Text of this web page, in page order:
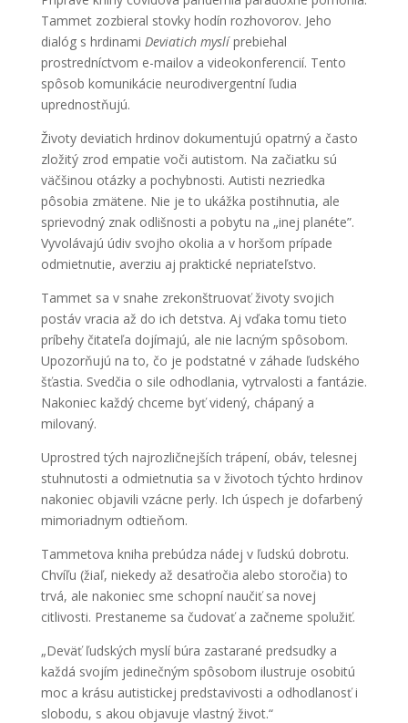
Tammet zozbieral stovky hodín rozhovorov. Jeho
dialóg s hrdinami Deviatich myslíprebiehal
prostredníctvom e-mailov a videokonferencií. Tento
spôsob komunikácie neurodivergentní ľudia
uprednostňujú.
Životy deviatich hrdinov dokumentujú opatrný a často
zložitý zrod empatie voči autistom. Na začiatku sú
väčšinou otázky a pochybnosti. Autisti nezriedka
pôsobia zmätene. Nie je to ukážka postihnutia, ale
sprievodný znak odlišnosti a pobytu na „inej planéte”.
Vyvolávajú údiv svojho okolia a v horšom prípade
odmietnutie, averziu aj praktické nepriateľstvo.
Tammet sa v snahe zrekonštruovať životy svojich
postáv vracia až do ich detstva. Aj vďaka tomu tieto
príbehy čitateľa dojímajú, ale nie lacným spôsobom.
Upozorňujú na to, čo je podstatné v záhade ľudského
šťastia. Svedčia o sile odhodlania, vytrvalosti a fantázie.
Nakoniec každý chceme byť videný, chápaný a
milovaný.
Uprostred tých najrozličnejších trápení, obáv, telesnej
stuhnutosti a odmietnutia sa v životoch týchto hrdinov
nakoniec objavili vzácne perly. Ich úspech je dofarbený
mimoriadnym odtieňom.
Tammetova kniha prebúdza nádej v ľudskú dobrotu.
Chvíľu (žiaľ, niekedy až desaťročia alebo storočia) to
trvá, ale nakoniec sme schopní naučiť sa novej
citlivosti. Prestaneme sa čudovať a začneme spolužiť.
„Deväť ľudských myslí búra zastarané predsudky a
každá svojím jedinečným spôsobom ilustruje osobitú
moc a krásu autistickej predstavivosti a odhodlanosť i
slobodu, s akou objavuje vlastný život.“